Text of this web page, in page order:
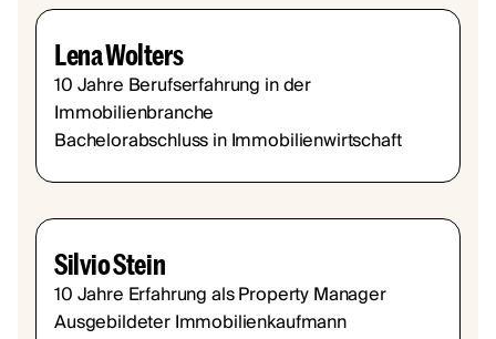
Lena Wolters
10 Jahre Berufserfahrung in der
Immobilienbranche
Bachelorabschluss in Immobilienwirtschaft
Silvio Stein
10 Jahre Erfahrung als Property Manager
Ausgebildeter Immobilienkaufmann